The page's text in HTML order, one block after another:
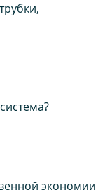
экономии